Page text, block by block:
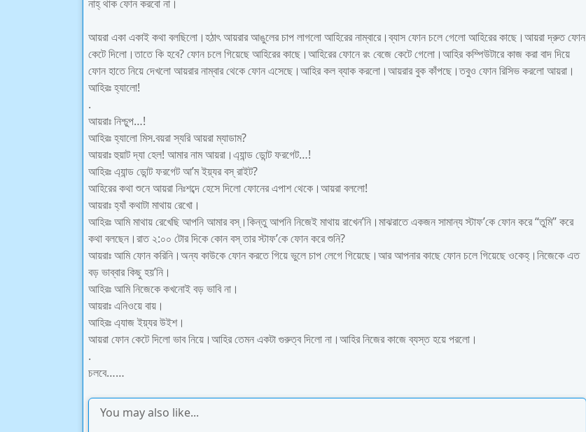
নাহ্ থাক ফোন করবো না।
আয়রা একা একাই কথা বলছিলো।হঠাৎ আয়রার আঙুলের চাপ লাগলো আহিরের নাম্বারে।ব্যাস ফোন চলে গেলো আহিরের কাছে।আয়রা দ্রুত ফোন
কেটে দিলো।তাতে কি হবে? ফোন চলে গিয়েছে আহিরের কাছে।আহিরের ফোনে রং বেজে কেটে গেলো।আহির কম্পিউটারে কাজ করা বাদ দিয়ে
ফোন হাতে নিয়ে দেখলো আয়রার নাম্বার থেকে ফোন এসেছে।আহির কল ব্যাক করলো।আয়রার বুক কাঁপছে।তবুও ফোন রিসিভ করলো আয়রা।
আহিরঃ হ্যালো!
.
আয়রাঃ নিশ্চুপ…!
আহিরঃ হ্যালো মিস.বয়রা স্যরি আয়রা ম্যাডাম?
আয়রাঃ হুয়াট দ্যা হেল! আমার নাম আয়রা।এ্যান্ড ডোন্ট ফরগেট…!
আহিরঃ এ্যান্ড ডোন্ট ফরগেট আ’ম ইয়্যর বস্ রাইট?
আহিরের কথা শুনে আয়রা নিঃশব্দে হেসে দিলো ফোনের এপাশ থেকে।আয়রা বললো!
আয়রাঃ হ্যাঁ কথাটা মাথায় রেখো।
আহিরঃ আমি মাথায় রেখেছি আপনি আমার বস্।কিন্তু আপনি নিজেই মাথায় রাখেন’নি।মাঝরাতে একজন সামান্য স্টাফ’কে ফোন করে “তুমি” করে
কথা বলছেন।রাত ২:০০ টোর দিকে কোন বস্ তার স্টাফ’কে ফোন করে শুনি?
আয়রাঃ আমি ফোন করিনি।অন্য কাউকে ফোন করতে গিয়ে ভুলে চাপ লেগে গিয়েছে।আর আপনার কাছে ফোন চলে গিয়েছে ওকেহ্।নিজেকে এত
বড় ভাব্বার কিছু হয়’নি।
আহিরঃ আমি নিজেকে কখনোই বড় ভাবি না।
আয়রাঃ এনিওয়ে বায়।
আহিরঃ এ্যাজ ইয়্যর উইশ।
আয়রা ফোন কেটে দিলো ভাব নিয়ে।আহির তেমন একটা গুরুত্ব দিলো না।আহির নিজের কাজে ব্যস্ত হয়ে পরলো।
.
চলবে……
You may also like...